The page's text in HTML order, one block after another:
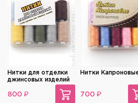
Нитки для отделки
джинсовых изделий
800 ₽
Нитки
700 ₽